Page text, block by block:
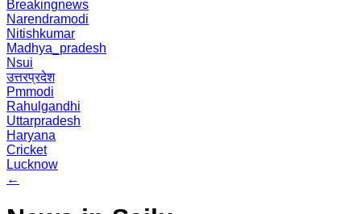
Breakingnews
Narendramodi
Nitishkumar
Madhya_pradesh
Nsui
उत्तरप्रदेश
Pmmodi
Rahulgandhi
Uttarpradesh
Haryana
Cricket
Lucknow
←